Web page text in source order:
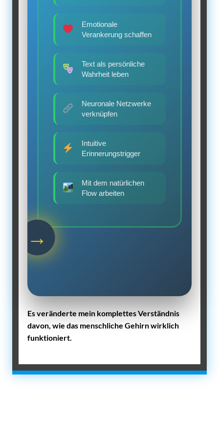
Emotionale
Verankerung schaffen
Text als persönliche
Wahrheit leben
Neuronale Netzwerke
verknüpfen
Intuitive
Erinnerungstrigger
Mit dem natürlichen
Flow arbeiten
→
Es veränderte mein komplettes Verständnis
davon, wie das menschliche Gehirn wirklich
funktioniert.